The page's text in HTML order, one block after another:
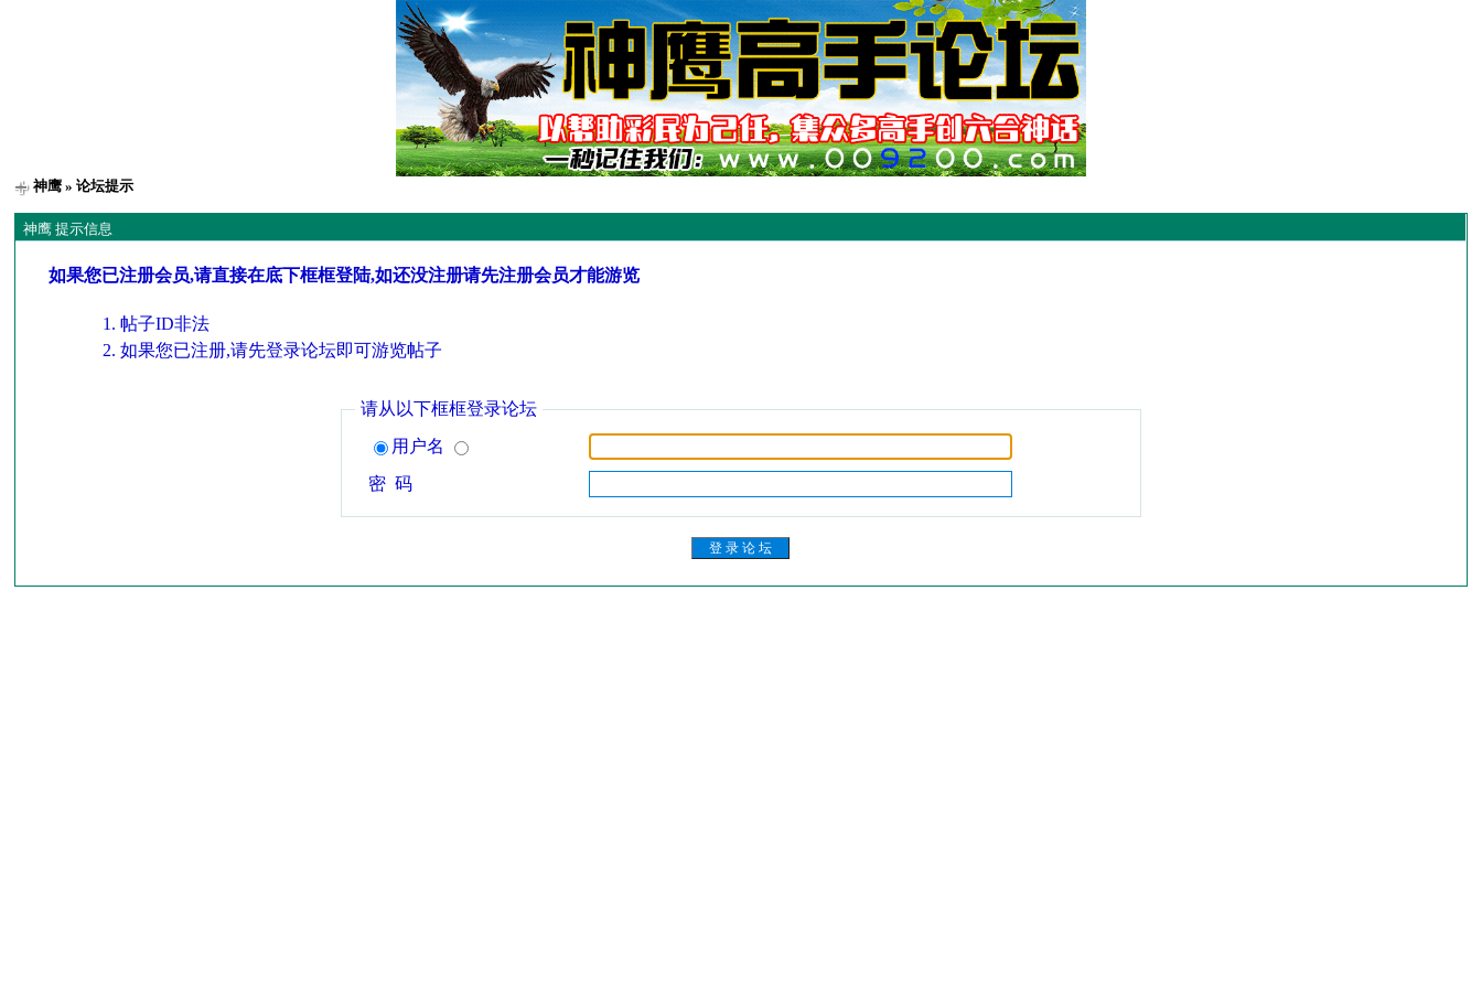
神鹰 » 论坛提示
神鹰 提示信息
如果您已注册会员,请直接在底下框框登陆,如还没注册请先注册会员才能游览
帖子ID非法
如果您已注册,请先登录论坛即可游览帖子
请从以下框框登录论坛
用户名
密 码